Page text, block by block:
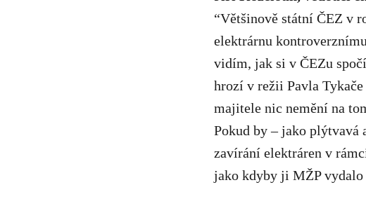
“Většinově státní ČEZ v
elektrárnu
vidím, jak si v ČEZu
hrozí v režii Pavla
majitele nic nemění na
Pokud by – jako plýtvavá
zavírání elektráren v
jako kdyby ji MŽP